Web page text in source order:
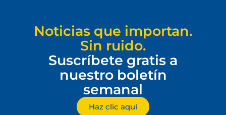
Noticias que importan.
Sin ruido.
Suscríbete gratis a
nuestro boletín
semanal
Haz clic aquí